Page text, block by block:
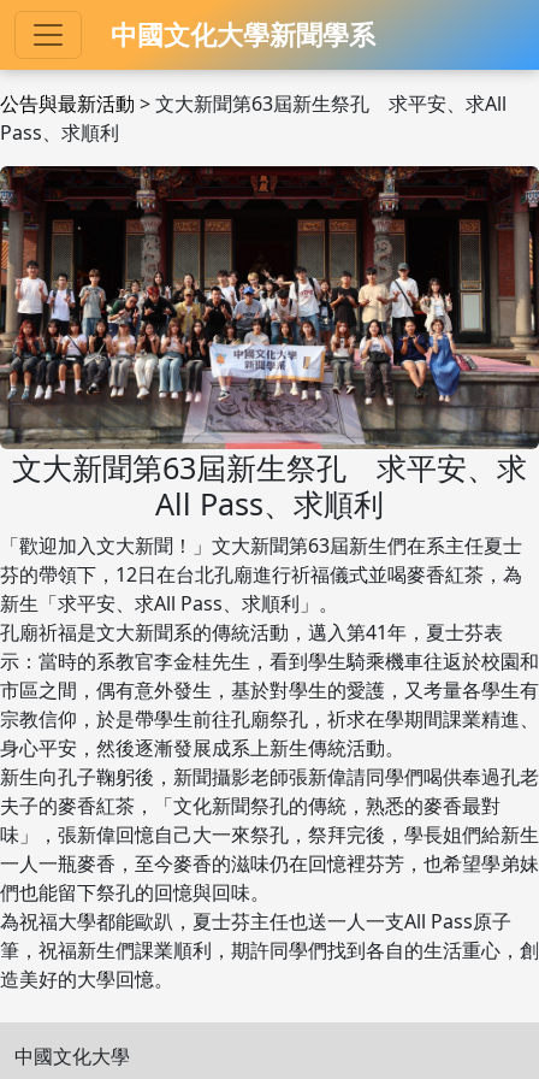
中國文化大學新聞學系
公告與最新活動 > 文大新聞第63屆新生祭孔 求平安、求All
Pass、求順利
文大新聞第63屆新生祭孔 求平安、求
All Pass、求順利
「歡迎加入文大新聞！」文大新聞第63屆新生們在系主任夏士
芬的帶領下，12日在台北孔廟進行祈福儀式並喝麥香紅茶，為
新生「求平安、求All Pass、求順利」。
孔廟祈福是文大新聞系的傳統活動，邁入第41年，夏士芬表
示：當時的系教官李金桂先生，看到學生騎乘機車往返於校園和
市區之間，偶有意外發生，基於對學生的愛護，又考量各學生有
宗教信仰，於是帶學生前往孔廟祭孔，祈求在學期間課業精進、
身心平安，然後逐漸發展成系上新生傳統活動。
新生向孔子鞠躬後，新聞攝影老師張新偉請同學們喝供奉過孔老
夫子的麥香紅茶，「文化新聞祭孔的傳統，熟悉的麥香最對
味」，張新偉回憶自己大一來祭孔，祭拜完後，學長姐們給新生
一人一瓶麥香，至今麥香的滋味仍在回憶裡芬芳，也希望學弟妹
們也能留下祭孔的回憶與回味。
為祝福大學都能歐趴，夏士芬主任也送一人一支All Pass原子
筆，祝福新生們課業順利，期許同學們找到各自的生活重心，創
造美好的大學回憶。
中國文化大學